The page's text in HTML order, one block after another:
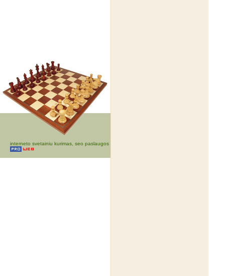
interneto svetainiu kurimas, seo paslaugos